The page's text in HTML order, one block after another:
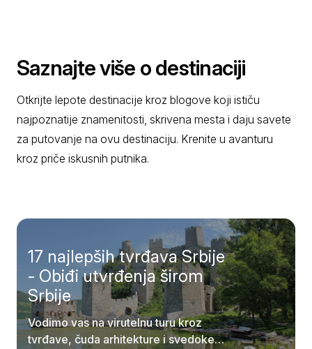
Saznajte više o destinaciji
Otkrijte lepote destinacije kroz blogove koji ističu
najpoznatije znamenitosti, skrivena mesta i daju savete
za putovanje na ovu destinaciju. Krenite u avanturu
kroz priče iskusnih putnika.
17 najlepših tvrđava Srbije
- Obiđi utvrđenja širom
Srbije
Vodimo vas na virutelnu turu kroz
tvrđave, čuda arhitekture i svedoke